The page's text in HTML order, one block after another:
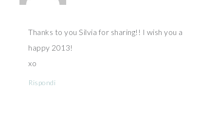
Thanks to you Silvia for sharing!! I wish you a
happy 2013!
xo
Rispondi